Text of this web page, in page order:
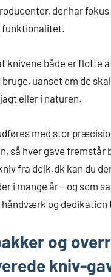
der har fokus
funktionalitet.
knivene både er flotte
uanset om de
eller i naturen.
med stor
så hver gave fremstår
fra dolk.dk kan du
i mange år – og som
og dedikation
og
kniv-